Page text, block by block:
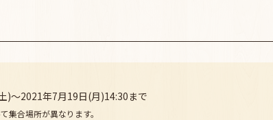
)～2021年7月19日(月)14:30まで
集合場所が異なります。